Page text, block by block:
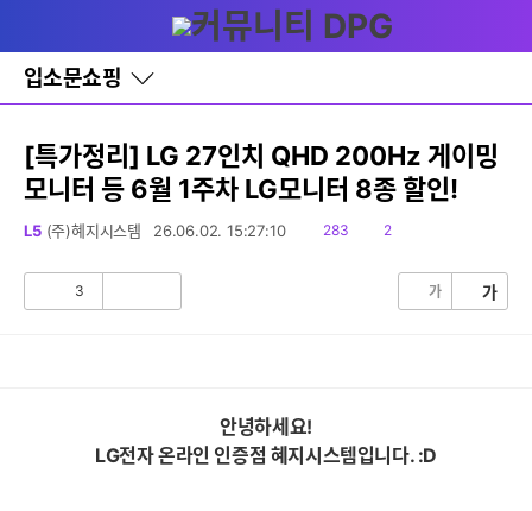
와
홈
입소문쇼핑
바
로
기
레
이
어
창
글
[특가정리] LG 27인치 QHD 200Hz 게이밍
모니터 등 6월 1주차 LG모니터 8종 할인!
L5 (주)혜지시스템 26.06.02. 15:27:10
읽
283
댓
2
3 가 가
안녕하세요!
LG전자 온라인 인증점 혜지시스템입니다. :D